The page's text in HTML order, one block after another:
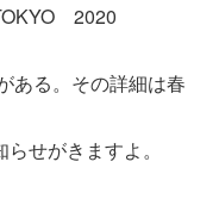
2020
ある。その詳細は春
せがきますよ。